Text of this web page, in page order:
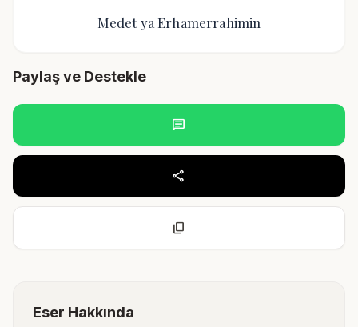
Medet ya Erhamerrahimin
Paylaş ve Destekle
chat
share
content_copy
Eser Hakkında